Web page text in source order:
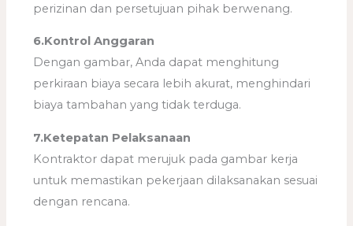
perizinan dan persetujuan pihak berwenang.
6.Kontrol Anggaran
Dengan gambar, Anda dapat menghitung
perkiraan biaya secara lebih akurat, menghindari
biaya tambahan yang tidak terduga.
7.Ketepatan Pelaksanaan
Kontraktor dapat merujuk pada gambar kerja
untuk memastikan pekerjaan dilaksanakan sesuai
dengan rencana.